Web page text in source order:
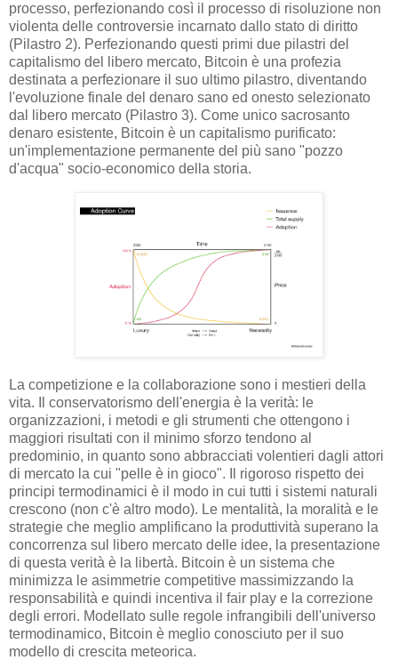
processo, perfezionando così il processo di risoluzione non
violenta delle controversie incarnato dallo stato di diritto
(Pilastro 2). Perfezionando questi primi due pilastri del
capitalismo del libero mercato, Bitcoin è una profezia
destinata a perfezionare il suo ultimo pilastro, diventando
l'evoluzione finale del denaro sano ed onesto selezionato
dal libero mercato (Pilastro 3). Come unico sacrosanto
denaro esistente, Bitcoin è un capitalismo purificato:
un'implementazione permanente del più sano "pozzo
d'acqua" socio-economico della storia.
La competizione e la collaborazione sono i mestieri della
vita. Il conservatorismo dell'energia è la verità: le
organizzazioni, i metodi e gli strumenti che ottengono i
maggiori risultati con il minimo sforzo tendono al
predominio, in quanto sono abbracciati volentieri dagli attori
di mercato la cui "pelle è in gioco". Il rigoroso rispetto dei
principi termodinamici è il modo in cui tutti i sistemi naturali
crescono (non c'è altro modo). Le mentalità, la moralità e le
strategie che meglio amplificano la produttività superano la
concorrenza sul libero mercato delle idee, la presentazione
di questa verità è la libertà. Bitcoin è un sistema che
minimizza le asimmetrie competitive massimizzando la
responsabilità e quindi incentiva il fair play e la correzione
degli errori. Modellato sulle regole infrangibili dell'universo
termodinamico, Bitcoin è meglio conosciuto per il suo
modello di crescita meteorica.